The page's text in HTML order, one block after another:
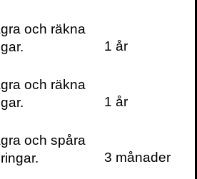
boken
och räkna
1 år
och räkna
1 år
och spåra
3 månader